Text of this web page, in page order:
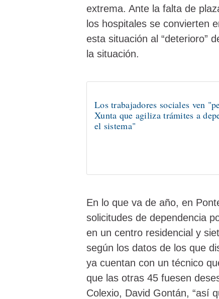
extrema. Ante la falta de
los hospitales se convierten
esta situación al “deterioro”
la situación.
Los trabajadores sociales ven
Xunta que agiliza trámites a
el sistema"
En lo que va de año, en
solicitudes de dependencia
en un centro residencial y
según los datos de los que
ya cuentan con un técnico
que las otras 45 fuesen
Colexio, David Gontán, “así